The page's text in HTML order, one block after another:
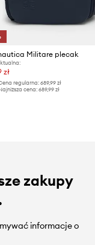
Militare plecak
zł
regularna: 689,99 zł
cena: 689,99 zł
zakupy
informacje o